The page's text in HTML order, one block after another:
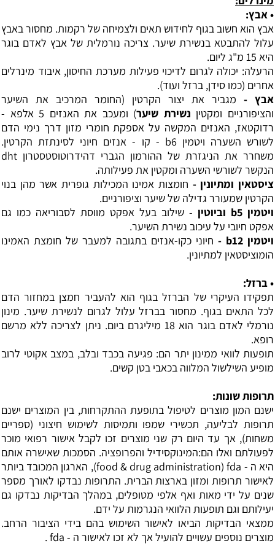
• אבץ:
אבץ הוא חשוב בגוף לחידוש תאים ולצמיחה של רקמות. מחסור באבץ
עלול להתבטא בנשירת שיער. צריכה נורמלית של אבץ לאדם בוגר
היא 15 מ"ג ליום.
הרעלה: יכולה לגרום לדיכוי פעילות מערכת החיסון, איבוד מינרלים
אחרים (כמו סידן, ברזל ועוד).
אבץ - מגביר את יצור הקרטין (החומר המרכיב את השיער
והציפורניים ומקטין נשירת שיער
) ומעכב את האנזים 5 אלפא -
רדוקטאז, האנזים המקשה על אספקת חומרי מזון דרך נימי הדם
לשורש השערה ויטמין b6
- קו - אנזים חיוני לסינתזת הקרטין.
משחרר את הניגזרת של ההורמון הגברי דהידרוטוסטסטרון dht
הנקשר לשורשי השערה ומקטין את פעילותה.
ציסטאין ומתיונין - חומצות אמינו המכילות גופרית אשר מהן בנוי
הקרטין שמעורר גדילה של שיער וציפורניים.
ויטמין b5
וביוטין - שילוב בעל אפקט מווסת לסבוריאה כמו גם
אפקט חיובי על עיכוב נשירת השיער.
ויטמין b12
- חיוני כקו-אנזים בתגובה למעבר של חומצת האמינו
הומוציסטאין למתיונין.
• ברזל:
תפקידו העיקרי של הברזל בגוף הוא להעביר חמצן במחזור הדם
לכל התאים בגוף. מחסור בברזל עלול לגרום לנשירת שיער. מינון
נורמלי לאדם בוגר הוא 18 מיליגרם ביום. ניתן לצריכה ללא מרשם
רופא.
תופעות לוואי ממינון יתר הם: פגיעה בכבד ובלב, במצב אקוטי לרוב
מופיע השילשול המלווה בכאבי בטן קשים.
תרופות שונות:
ישנם המון מוצרים לטיפול בתופעת ההתקרחות, בין המוצרים ישנם
תרופות לבליעה, תכשירי שמפו ותמיסות לשימוש חיצוני (ספריים
משחות), אך עד היום רק שני מוצרים זכו לקבל אישור רפואי מוכר
לפעולתם ואלו הם:המינוקסידיל והפרופציה. הסמכות שאישרה אותם
היא ה - food & drug administration) fda), הארגון המכובד ביותר
לאישור תרופות ומזון בארצות הברית. התרופות נבדקו לאורך מספר
שנים על ידי מאות ואף אלפי מטופלים, במהלך הבדיקות נבדקו גם
יעילותם וגם תופעות הלוואי הנגרמות על ידם.
ממצאי הבדיקות הביאו לאישור השימוש בהם בידי הציבור הרחב.
מוצרים נוספים עשויים להועיל אך לא זכו לאישור ה - fda .